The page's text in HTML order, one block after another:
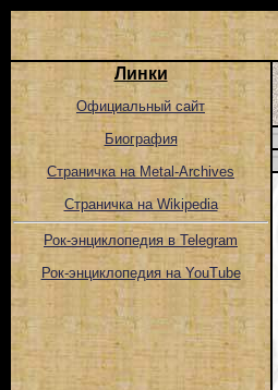
Линки
Официальный сайт
Биография
Страничка на Metal-Archives
Страничка на Wikipedia
Рок-энциклопедия в Telegram
Рок-энциклопедия на YouTube